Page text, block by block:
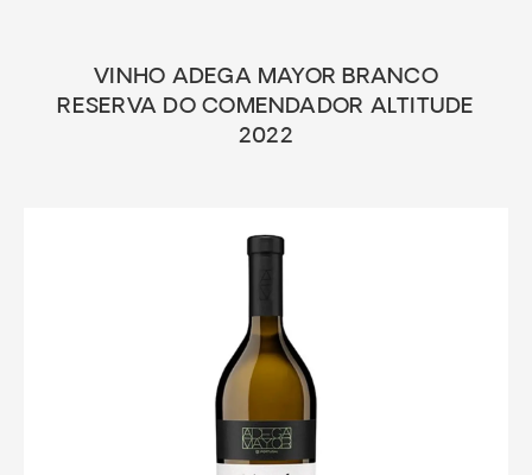
VINHO ADEGA MAYOR BRANCO
RESERVA DO COMENDADOR ALTITUDE
2022